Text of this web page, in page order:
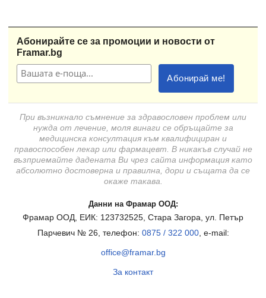
Абонирайте се за промоции и новости от
Framar.bg
При възникнало съмнение за здравословен проблем или
нужда от лечение, моля винаги се обръщайте за
медицинска консултация към квалифициран и
правоспособен лекар или фармацевт. В никакъв случай не
възприемайте дадената Ви чрез сайта информация като
абсолютно достоверна и правилна, дори и същата да се
окаже такава.
Данни на Фрамар ООД:
Фрамар ООД, ЕИК: 123732525, Стара Загора, ул. Петър
Парчевич № 26, телефон: 0875 / 322 000, e-mail:
office@framar.bg
За контакт